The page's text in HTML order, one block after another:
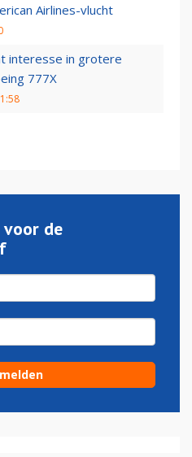
Airlines-vlucht
interesse in grotere
777X
voor de